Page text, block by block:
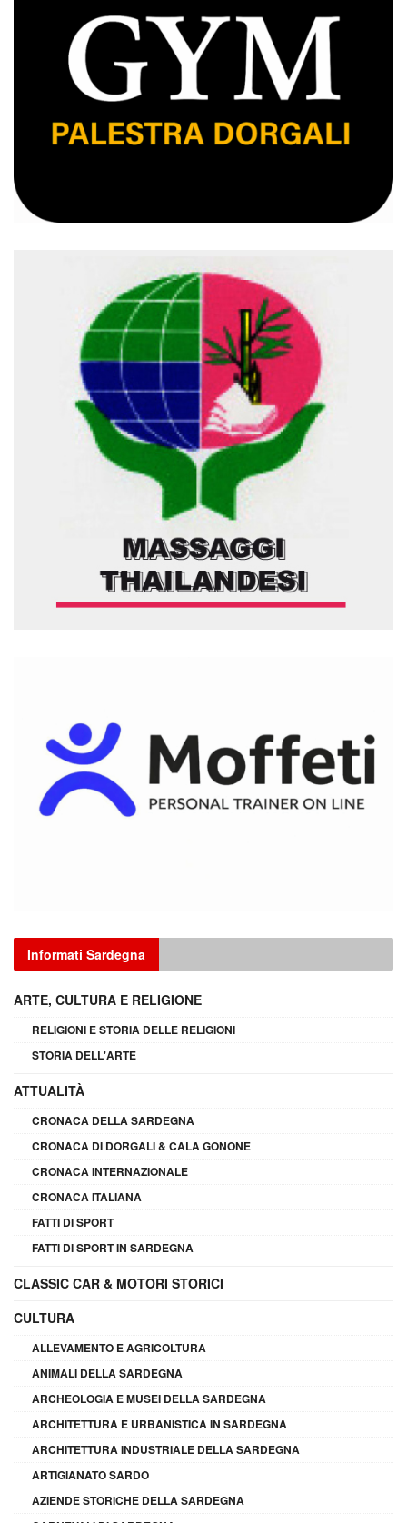
Informati Sardegna
ARTE, CULTURA E RELIGIONE
RELIGIONI E STORIA DELLE RELIGIONI
STORIA DELL'ARTE
ATTUALITÀ
CRONACA DELLA SARDEGNA
CRONACA DI DORGALI & CALA GONONE
CRONACA INTERNAZIONALE
CRONACA ITALIANA
FATTI DI SPORT
FATTI DI SPORT IN SARDEGNA
CLASSIC CAR & MOTORI STORICI
CULTURA
ALLEVAMENTO E AGRICOLTURA
ANIMALI DELLA SARDEGNA
ARCHEOLOGIA E MUSEI DELLA SARDEGNA
ARCHITETTURA E URBANISTICA IN SARDEGNA
ARCHITETTURA INDUSTRIALE DELLA SARDEGNA
ARTIGIANATO SARDO
AZIENDE STORICHE DELLA SARDEGNA